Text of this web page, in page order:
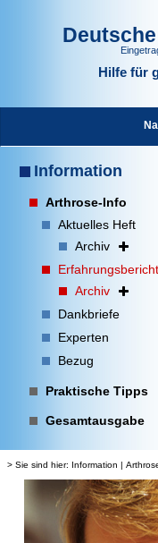
Hilfe für
Information
Arthrose-Info
Aktuelles Heft
Archiv
Archiv
Dankbriefe
Experten
Bezug
Praktische Tipps
Gesamtausgabe
> Sie sind hier: Information |